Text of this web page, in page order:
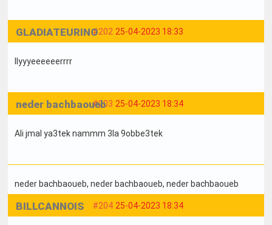
#202 25-04-2023 18:33
GLADIATEURINO
Ilyyyeeeeeerrrr
#203 25-04-2023 18:34
neder bachbaoueb
Ali jmal ya3tek nammm 3la 9obbe3tek
neder bachbaoueb, neder bachbaoueb, neder bachbaoueb
#204 25-04-2023 18:34
BILLCANNOIS